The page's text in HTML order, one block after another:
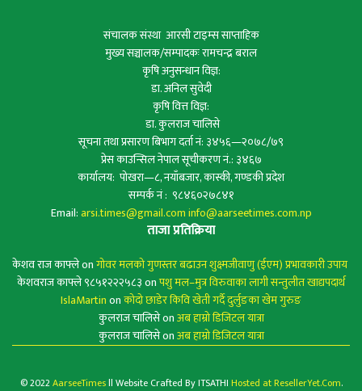
संचालक संस्था आरसी टाइम्स साप्ताहिक
मुख्य सञ्चालक/सम्पादकः रामचन्द्र बराल
कृषि अनुसन्धान विज्ञ:
डा. अनिल सुवेदी
कृषि वित्त विज्ञ:
डा. कुलराज चालिसे
सूचना तथा प्रसारण बिभाग दर्ता नं: ३४५६—२०७८/७९
प्रेस काउन्सिल नेपाल सूचीकरण नं.: ३४६७
कार्यालय: पोखरा—८, नयाँबजार, कास्की, गण्डकी प्रदेश
सम्पर्क नं : ९८४६०२७८४१
Email:arsi.times@gmail.cominfo@aarseetimes.com.np
ताजा प्रतिक्रिया
केशव राज काफ्लेonगोवर मलको गुणस्तर बढाउन शुक्ष्मजीवाणु (ईएम) प्रभावकारी उपाय
केशवराज काफ्ले ९८५१२२२५८३onपशु मल–मुत्र विरुवाका लागी सन्तुलीत खाद्यपदार्थ
IslaMartinonकोदो छाडेर किवि खेती गर्दै दुर्लुङका खेम गुरुङ
कुलराज चालिसेonअब हाम्रो डिजिटल यात्रा
कुलराज चालिसेonअब हाम्रो डिजिटल यात्रा
© 2022AarseeTimesll Website Crafted By ITSATHI Hosted at ResellerYet.Com.